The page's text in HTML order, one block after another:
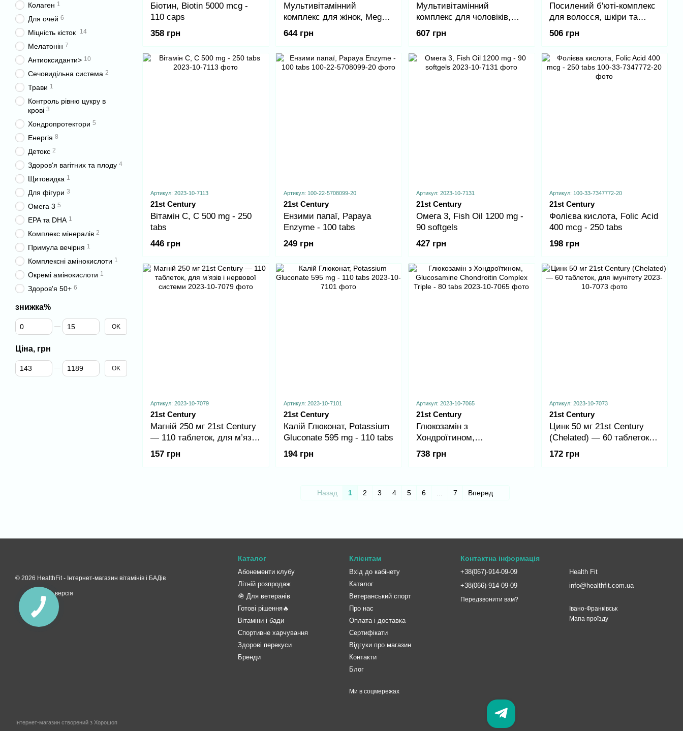
Біотин, Biotin 5000 mcg -
110 caps
358 грн
Мультивітамінний
комплекс для жінок, Mega
Multi For Women - 90 tabs
644 грн
Мультивітамінний
комплекс для чоловіків,
Mega Multi For Men - 90
tabs
607 грн
Посилений б'юті-комплекс
для волосся, шкіри та
нігтів 21st Century (Hair,
Skin & Nails Extra Strength)
506 грн
Артикул: 2023-10-7113
21st Century
Вітамін С, C 500 mg - 250
tabs
446 грн
Артикул: 100-22-5708099-20
21st Century
Ензими папаї, Papaya
Enzyme - 100 tabs
249 грн
Артикул: 2023-10-7131
21st Century
Омега 3, Fish Oil 1200 mg -
90 softgels
427 грн
Артикул: 100-33-7347772-20
21st Century
Фолієва кислота, Folic Acid
400 mcg - 250 tabs
198 грн
Артикул: 2023-10-7079
21st Century
Магній 250 мг 21st Century
— 110 таблеток, для м’язів
і нервової системи
157 грн
Артикул: 2023-10-7101
21st Century
Калій Глюконат, Potassium
Gluconate 595 mg - 110 tabs
194 грн
Артикул: 2023-10-7065
21st Century
Глюкозамін з
Хондроїтином,
Glucosamine Chondroitin
Complex Triple - 80 tabs
738 грн
Артикул: 2023-10-7073
21st Century
Цинк 50 мг 21st Century
(Chelated) — 60 таблеток,
для імунітету
172 грн
Назад 1 2 3 4 5 6 ... 7 Вперед
Колаген 1
Для очей 6
Міцність кісток 14
Мелатонін 7
Антиоксиданти> 10
Сечовидільна система 2
Трави 1
Контроль рівню цукру в
крові 3
Хондропротектори 5
Енергія 8
Детокс 2
Здоров'я вагітних та плоду 4
Щитовидка 1
Для фігури 3
Омега 3 5
EPA та DHA 1
Комплекс мінералів 2
Примула вечірня 1
Комплексні амінокислоти 1
Окремі амінокислоти 1
Здоров'я 50+ 6
знижка%
Від знижка%
До знижка%
OK
Ціна, грн
Від Ціна, грн
До Ціна, грн
OK
© 2026 HealthFit - Інтернет-магазин вітамінів і БАДів
Мобільна версія
Інтернет-магазин створений з Хорошоп
Каталог
Абонементи клубу
Літній розпродаж
🪖 Для ветеранів
Готові рішення🔥
Вітаміни і бади
Спортивне харчування
Здорові перекуси
Бренди
Клієнтам
Вхід до кабінету
Каталог
Ветеранський спорт
Про нас
Оплата і доставка
Сертифікати
Відгуки про магазин
Контакти
Блог
Ми в соцмережах
Контактна інформація
+38(067)-914-09-09
+38(066)-914-09-09
Передзвонити вам?
Health Fit
info@healthfit.com.ua
Івано-Франківськ
Мапа проїзду
Підбір
вітамінів